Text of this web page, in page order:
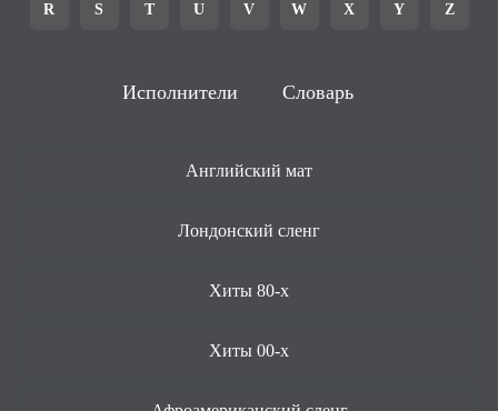
R S T U V W X Y Z
Исполнители Словарь
Английский мат
Лондонский сленг
Хиты 80-х
Хиты 00-х